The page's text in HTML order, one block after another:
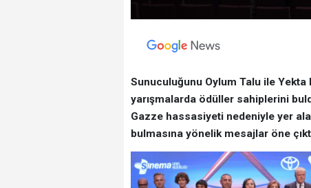
Sunuculuğunu Oylum Talu ile Yekta
yarışmalarda ödüller sahiplerini
Gazze hassasiyeti nedeniyle yer
bulmasına yönelik mesajlar öne